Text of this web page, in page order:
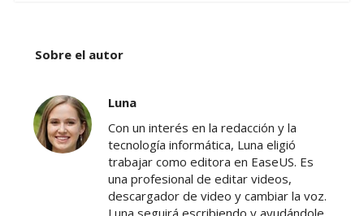
Sobre el autor
Luna
Con un interés en la redacción y la
tecnología informática, Luna eligió
trabajar como editora en EaseUS. Es
una profesional de editar videos,
descargador de video y cambiar la voz.